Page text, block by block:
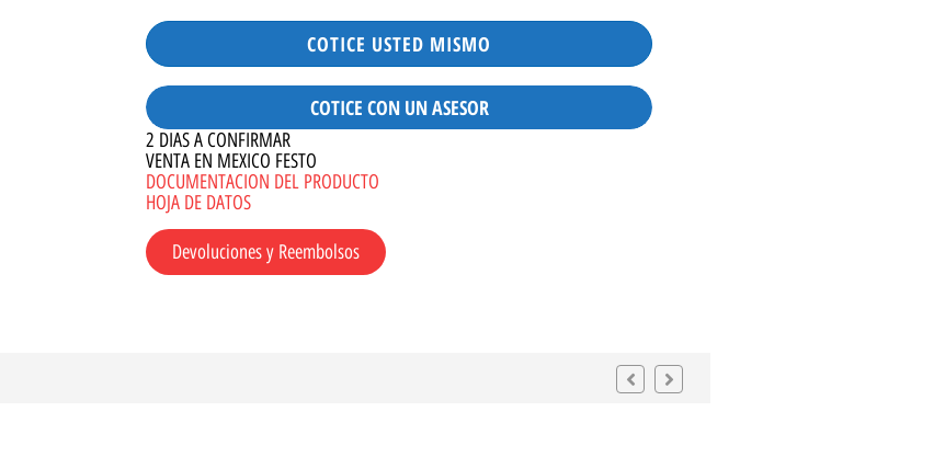
COTICE USTED MISMO
COTICE CON UN ASESOR
2 DIAS A CONFIRMAR
VENTA EN MEXICO FESTO
DOCUMENTACION DEL PRODUCTO
HOJA DE DATOS
Devoluciones y Reembolsos